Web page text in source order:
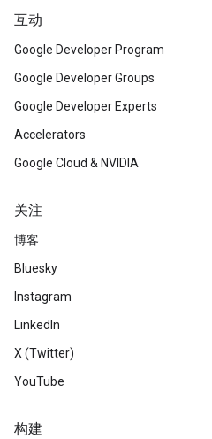
互动
Google Developer Program
Google Developer Groups
Google Developer Experts
Accelerators
Google Cloud & NVIDIA
关注
博客
Bluesky
Instagram
LinkedIn
X (Twitter)
YouTube
构建